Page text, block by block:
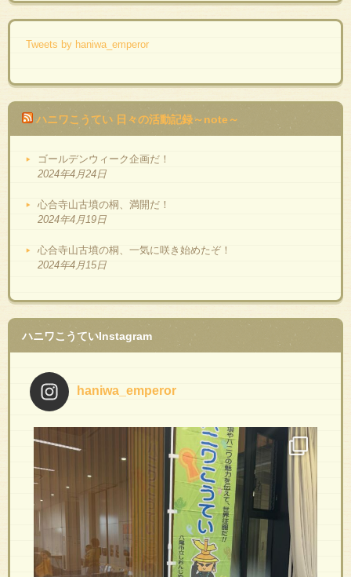
Tweets by haniwa_emperor
ハニワこうてい 日々の活動記録～note～
ゴールデンウィーク企画だ！
2024年4月24日
心合寺山古墳の桐、満開だ！
2024年4月19日
心合寺山古墳の桐、一気に咲き始めたぞ！
2024年4月15日
ハニワこうていInstagram
haniwa_emperor